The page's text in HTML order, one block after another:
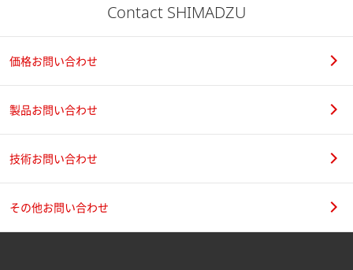
Contact SHIMADZU
価格お問い合わせ
製品お問い合わせ
技術お問い合わせ
その他お問い合わせ